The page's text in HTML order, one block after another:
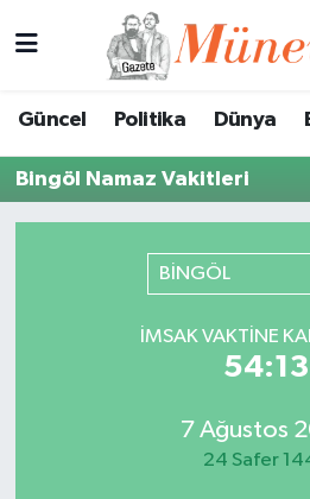
Güncel Politika Dünya
Bingöl Namaz Vakitleri
BİNGÖL
İMSAK VAKTINE
54:13
7 Ağustos
24 Safer
Süper Lig Puan Durumu
Tüm Manşetler